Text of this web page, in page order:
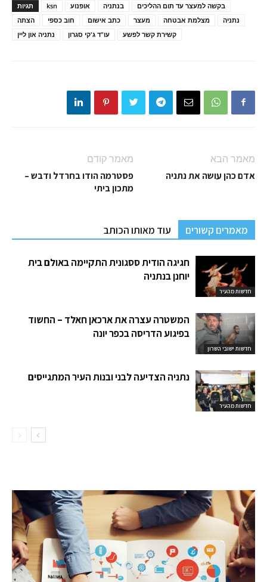
תגיות ksn אופנוע בנתניה
בקשה למעצר עד תום ההליכים
הצתה
חוב כספי כתב אישום מעצר מצלמת אבטחה
נתניה
נתניה און ליין
עו"ד ג'קי סגרון קשירת קשר לפשע
מאמר קודם
פסטרמה הודו בחרדל ודבש –
מתכון ביתי
מאמר הבא
אדם כהן עושה את נתניה
מאמרים קשורים עוד מאותו הכותב
חדשות מהעיר
חגיגה הודית ססגונית התקיימה באולם בית
יוחנן בנתניה
חדשות ישובי השרון
המשטרה עצרה את ארכאן חאלד – החשוד
בפיגוע הדריסה בכפר יונה
חדשות מהעיר
נתניה הצדיעה לבני ובנות העיר המתגייסים